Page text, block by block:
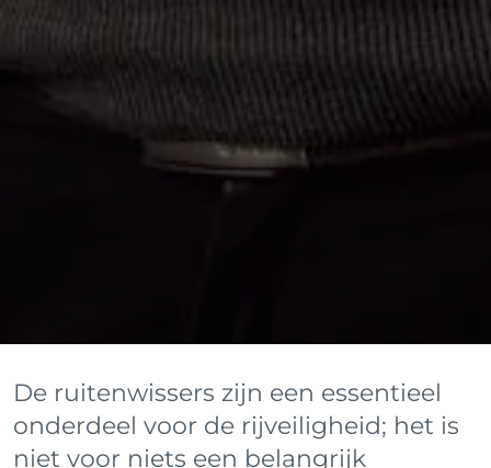
De ruitenwissers zijn een essentieel
onderdeel voor de rijveiligheid; het is
niet voor niets een belangrijk